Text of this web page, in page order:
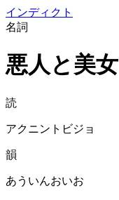
インディクト
名詞
悪人と美女
読
アクニントビジョ
韻
あういんおいお